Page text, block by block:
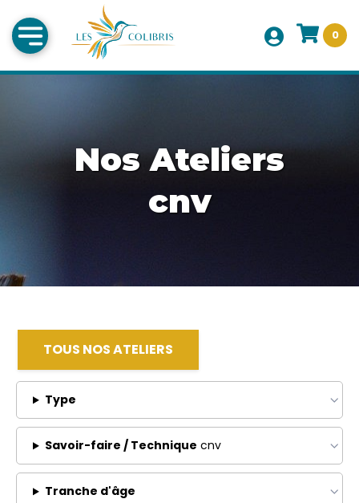
0
Nos Ateliers
cnv
TOUS NOS ATELIERS
Type
Savoir-faire / Technique cnv
Tranche d'âge